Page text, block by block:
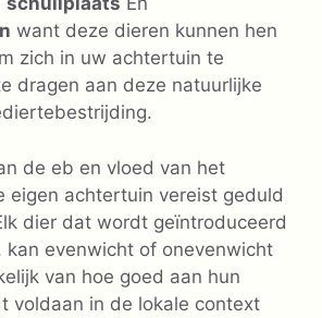
want deze dieren kunnen hen
zich in uw achtertuin te
dragen aan deze natuurlijke
de eb en vloed van het
eigen achtertuin vereist geduld
dier dat wordt geïntroduceerd
kan evenwicht of onevenwicht
van hoe goed aan hun
voldaan in de lokale context